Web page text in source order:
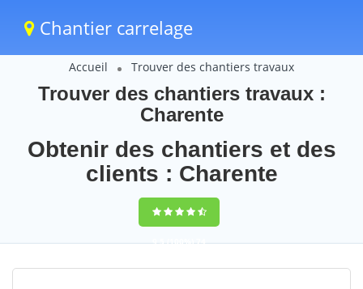
Chantier carrelage
Accueil Trouver des chantiers travaux
Trouver des chantiers travaux :
Charente
Obtenir des chantiers et des
clients : Charente
9,5(100%)74
votes